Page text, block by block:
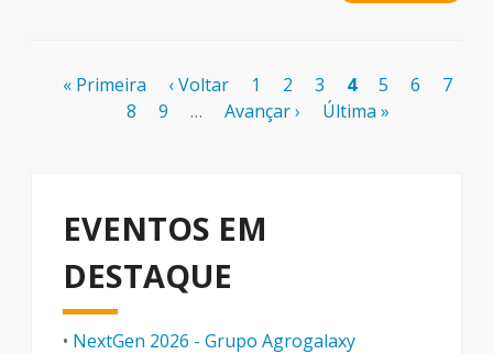
Paginação
Primeira
« Primeira
Página
anterior
‹ Voltar Page
1 Page
2 Page
3
Página
atual
4 Page
5 Page
6 Page
7
Page
8 Page
9 …
Próxima
Avançar ›
Última
Última »
EVENTOS EM
DESTAQUE
• NextGen 2026 - Grupo Agrogalaxy